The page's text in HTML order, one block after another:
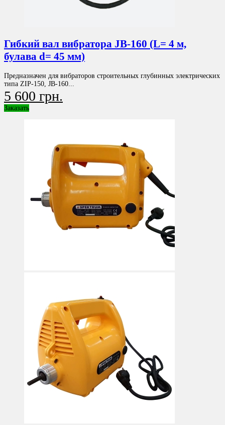
Гибкий вал вибратора JB-160 (L= 4 м,
булава d= 45 мм)
Предназначен для вибраторов строительных глубинных электрических
типа ZIP-150, JB-160...
5 600 грн.
Заказать